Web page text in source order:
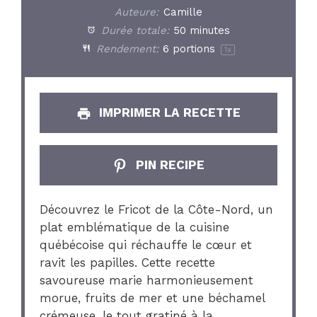
Auteure: Camille
Durée totale: 50 minutes
Rendement: 6 portions 1x
IMPRIMER LA RECETTE
PIN RECIPE
Découvrez le Fricot de la Côte-Nord, un
plat emblématique de la cuisine
québécoise qui réchauffe le cœur et
ravit les papilles. Cette recette
savoureuse marie harmonieusement
morue, fruits de mer et une béchamel